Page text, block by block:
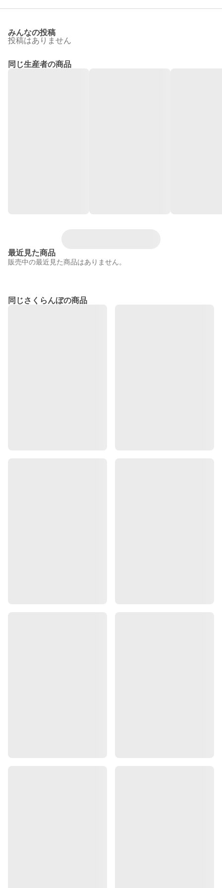
みんなの投稿
投稿はありません
同じ生産者の商品
最近見た商品
販売中の最近見た商品はありません。
同じさくらんぼの商品